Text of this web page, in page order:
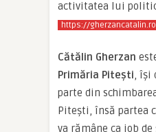
activitatea lui
https://gherzancatalin.ro
Cătălin Gherzan
Primăria Pitești, își
parte din
Pitești, însă partea
va rămâne ca job